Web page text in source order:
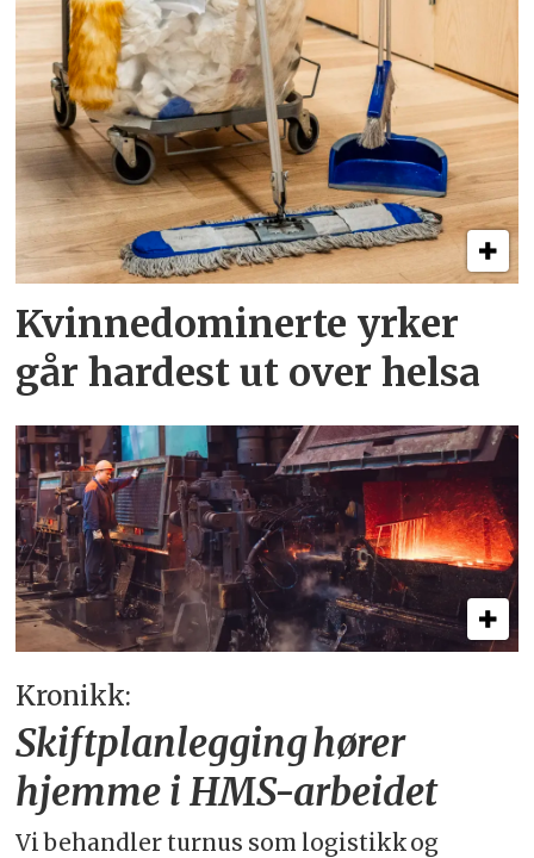
Kvinnedominerte yrker
går hardest ut over helsa
Kronikk:
Skiftplanlegging hører
hjemme i HMS-arbeidet
Vi behandler turnus som logistikk og